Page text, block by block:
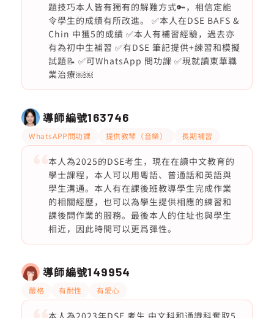
題技巧本人皆有獨有的解難方式🔑，相信定能
令學生的成績有所改進。 ✅本人在DSE BAFS &
Chin 中獲5的成績 ✅本人有補習經驗，過去亦
有為初中生補習 ✅有DSE 筆記提供+練習和模擬
試題📝 ✅可WhatsApp 問功課 ✅現就讀東華職
業治療￼￼
導師編號163746
WhatsAPP問功課 提供教琴（音樂） 長期補習
本人為2025的DSE考生，現在在讀中文教育的
學士課程，本人可以用粵語、普通話和英語與
學生溝通。本人有在課後班教導學生完成作業
的相關經歷，也可以為學生提供相應的練習和
課後問作業的服務。最後本人的住址也與學生
相近，因此時間可以更爲彈性。
導師編號149954
嚴格 有耐性 有愛心
本人為2023年DSE 考生 中文科和通識科奪取5